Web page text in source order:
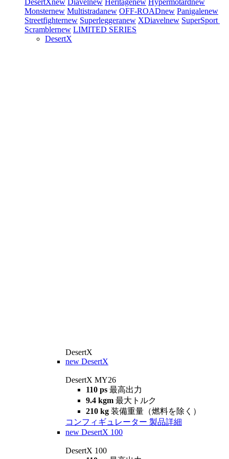
DesertXnew Diavelnew Heritagenew Hypermotardnew
Monsternew Multistradanew OFF-ROADnew Panigalenew
Streetfighternew Superleggeranew XDiavelnew SuperSport
Scramblernew LIMITED SERIES
DesertX
DesertX
new DesertX
DesertX MY26
110 ps 最高出力
9.4 kgm 最大トルク
210 kg 装備重量（燃料を除く）
コンフィギュレーター 製品詳細
new DesertX 100
DesertX 100